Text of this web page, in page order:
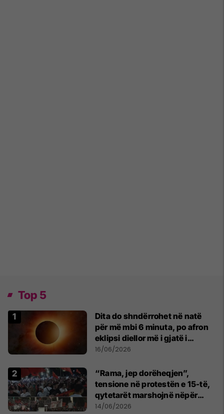
Top 5
Dita do shndërrohet në natë
për më mbi 6 minuta, po afron
eklipsi diellor më i gjatë i
shekullit të 21-të
16/06/2026
“Rama, jep dorëheqjen”,
tensione në protestën e 15-të,
qytetarët marshojnë nëpër
kryeqytet
14/06/2026